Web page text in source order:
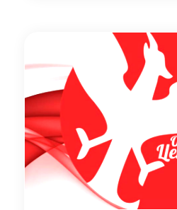
Скопје” број 9/2026),
(три) години од денот
Договорот за закуп
понудувач.